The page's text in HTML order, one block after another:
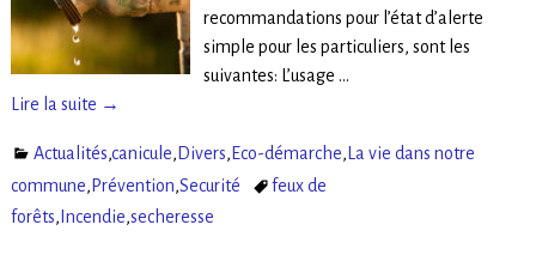
recommandations pour l’état d’alerte
simple pour les particuliers, sont les
suivantes: L’usage …
Lire la suite →
Actualités,canicule, Divers, Eco-démarche, La vie dans notre
commune, Prévention,Securité
feux de
forêts, Incendie,secheresse